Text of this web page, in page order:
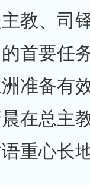
教、司
首要任
准备有
在总主
重心长